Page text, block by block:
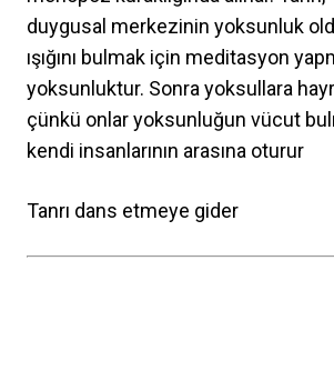
duygusal merkezinin yoksunluk
ışığını bulmak için meditasyon
yoksunluktur. Sonra yoksullara
çünkü onlar yoksunluğun vücut
kendi insanlarının arasına oturur
Tanrı dans etmeye gider